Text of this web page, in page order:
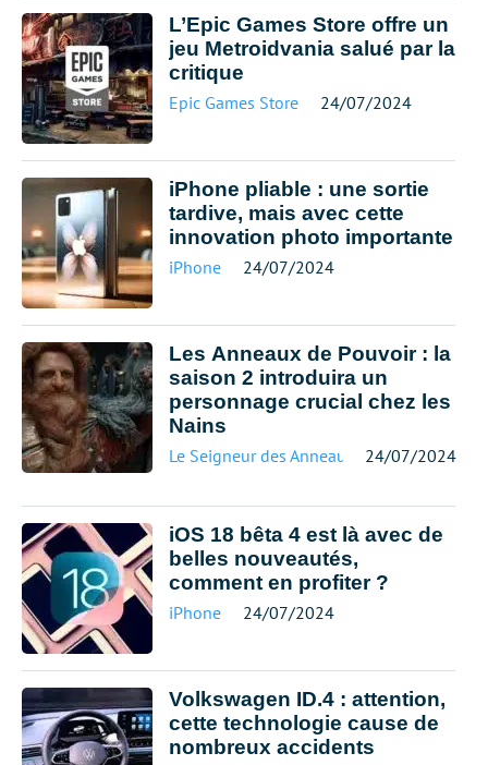
L’Epic Games Store offre un
jeu Metroidvania salué par la
critique
Epic Games Store 24/07/2024
iPhone pliable : une sortie
tardive, mais avec cette
innovation photo importante
iPhone 24/07/2024
Les Anneaux de Pouvoir : la
saison 2 introduira un
personnage crucial chez les
Nains
Le Seigneur des Anneaux 24/07/2024
iOS 18 bêta 4 est là avec de
belles nouveautés,
comment en profiter ?
iPhone 24/07/2024
Volkswagen ID.4 : attention,
cette technologie cause de
nombreux accidents